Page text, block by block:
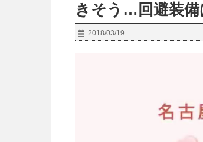
きそう…回避装
2018/03/19